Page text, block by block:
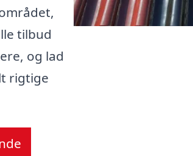
tilbud
og lad
rigtige